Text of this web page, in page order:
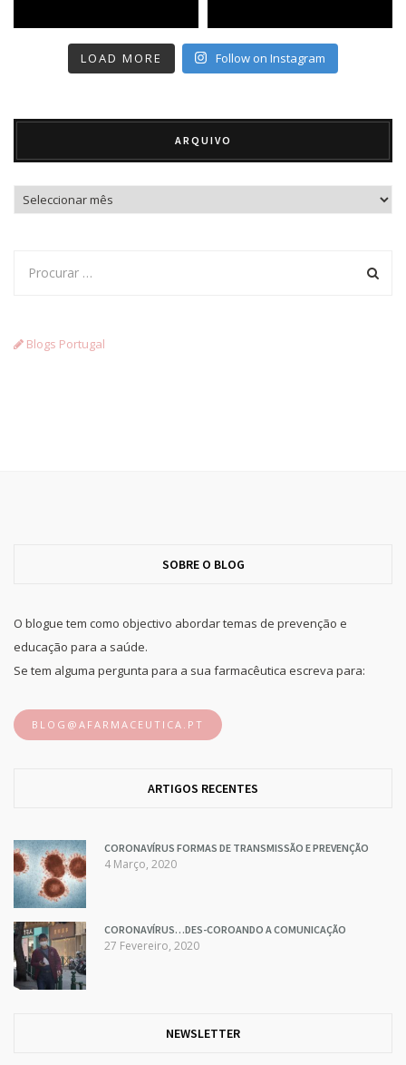
LOAD MORE Follow on Instagram
ARQUIVO
Arquivo
Blogs Portugal
SOBRE O BLOG
O blogue tem como objectivo abordar temas de prevenção e
educação para a saúde.
Se tem alguma pergunta para a sua farmacêutica escreva para:
BLOG@AFARMACEUTICA.PT
ARTIGOS RECENTES
CORONAVÍRUS FORMAS DE TRANSMISSÃO E PREVENÇÃO
4 Março, 2020
CORONAVÍRUS…DES-COROANDO A COMUNICAÇÃO
27 Fevereiro, 2020
NEWSLETTER